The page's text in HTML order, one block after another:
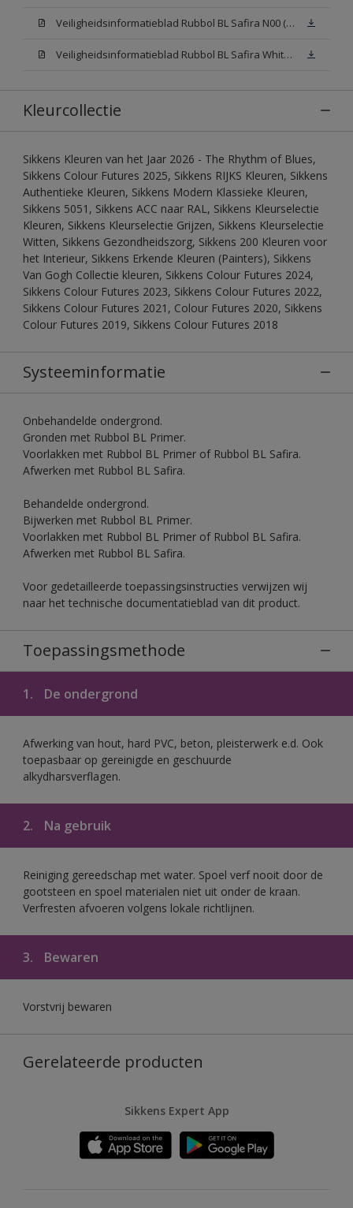
Veiligheidsinformatieblad Rubbol BL Safira N00 (MSDS)
Veiligheidsinformatieblad Rubbol BL Safira White W05 (MSDS)
Kleurcollectie
Sikkens Kleuren van het Jaar 2026 - The Rhythm of Blues,
Sikkens Colour Futures 2025, Sikkens RIJKS Kleuren, Sikkens
Authentieke Kleuren, Sikkens Modern Klassieke Kleuren,
Sikkens 5051, Sikkens ACC naar RAL, Sikkens Kleurselectie
Kleuren, Sikkens Kleurselectie Grijzen, Sikkens Kleurselectie
Witten, Sikkens Gezondheidszorg, Sikkens 200 Kleuren voor
het Interieur, Sikkens Erkende Kleuren (Painters), Sikkens
Van Gogh Collectie kleuren, Sikkens Colour Futures 2024,
Sikkens Colour Futures 2023, Sikkens Colour Futures 2022,
Sikkens Colour Futures 2021, Colour Futures 2020, Sikkens
Colour Futures 2019, Sikkens Colour Futures 2018
Systeeminformatie
Onbehandelde ondergrond.
Gronden met Rubbol BL Primer.
Voorlakken met Rubbol BL Primer of Rubbol BL Safira.
Afwerken met Rubbol BL Safira.
Behandelde ondergrond.
Bijwerken met Rubbol BL Primer.
Voorlakken met Rubbol BL Primer of Rubbol BL Safira.
Afwerken met Rubbol BL Safira.
Voor gedetailleerde toepassingsinstructies verwijzen wij
naar het technische documentatieblad van dit product.
Toepassingsmethode
1. De ondergrond
Afwerking van hout, hard PVC, beton, pleisterwerk e.d. Ook
toepasbaar op gereinigde en geschuurde
alkydharsverflagen.
2. Na gebruik
Reiniging gereedschap met water. Spoel verf nooit door de
gootsteen en spoel materialen niet uit onder de kraan.
Verfresten afvoeren volgens lokale richtlijnen.
3. Bewaren
Vorstvrij bewaren
Gerelateerde producten
Sikkens Expert App